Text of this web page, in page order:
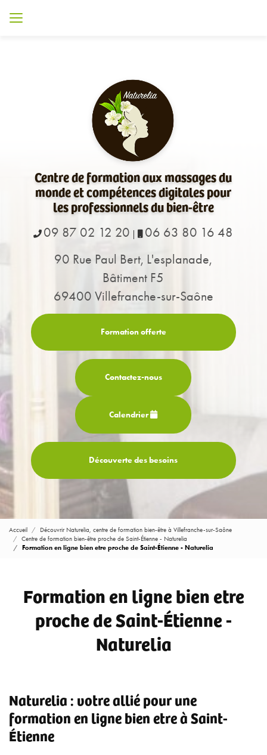
Centre de formation aux massages du
monde et compétences digitales pour
les professionnels du bien-être
09 87 02 12 20
06 63 80 16 48
90 Rue Paul Bert, L'esplanade,
Bâtiment F5
69400 Villefranche-sur-Saône
Formation offerte
Contactez-nous
Calendrier
Découverte des besoins
Accueil
Découvrir Naturelia, centre de formation bien-être à Villefranche-sur-Saône
Centre de formation bien-être proche de Saint-Étienne - Naturelia
Formation en ligne bien etre proche de Saint-Étienne - Naturelia
Formation en ligne bien etre
proche de Saint-Étienne -
Naturelia
Naturelia : votre allié pour une
formation en ligne bien etre à Saint-
Étienne